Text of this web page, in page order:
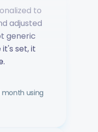
adjusted
generic
set, it
month using